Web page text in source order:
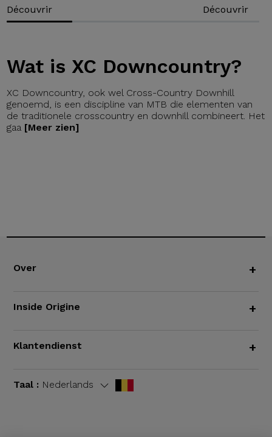
Découvrir
Découvrir
Wat is XC Downcountry?
XC Downcountry, ook wel Cross-Country Downhill
genoemd, is een discipline van MTB die elementen van
de traditionele crosscountry en downhill combineert. Het
gaa [Meer zien]
Over +
Inside Origine +
Klantendienst +
Taal : Nederlands